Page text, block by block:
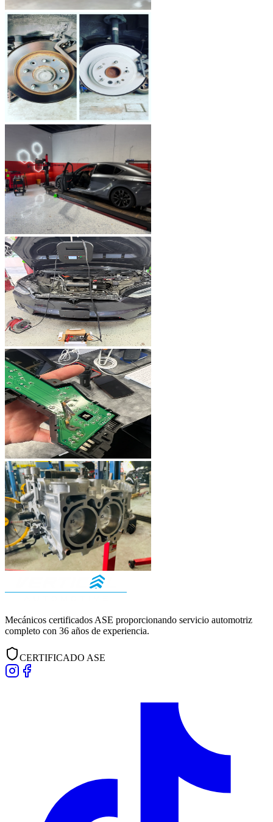
Mecánicos certificados ASE proporcionando servicio automotriz
completo con 36 años de experiencia.
CERTIFICADO ASE